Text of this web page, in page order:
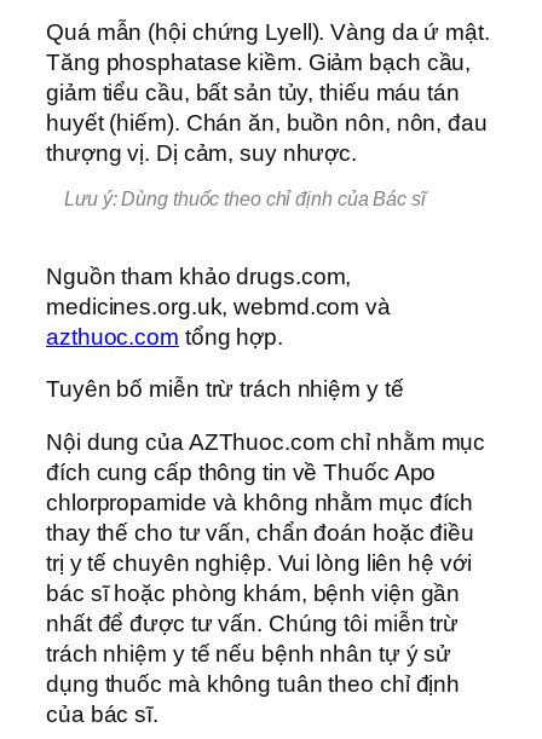
Quá mẫn (hội chứng Lyell). Vàng da ứ mật.
Tăng phosphatase kiềm. Giảm bạch cầu,
giảm tiểu cầu, bất sản tủy, thiếu máu tán
huyết (hiếm). Chán ăn, buồn nôn, nôn, đau
thượng vị. Dị cảm, suy nhược.
Lưu ý: Dùng thuốc theo chỉ định của Bác sĩ
Nguồn tham khảo drugs.com,
medicines.org.uk, webmd.com và
azthuoc.com tổng hợp.
Tuyên bố miễn trừ trách nhiệm y tế
Nội dung của AZThuoc.com chỉ nhằm mục
đích cung cấp thông tin về Thuốc Apo
chlorpropamide và không nhằm mục đích
thay thế cho tư vấn, chẩn đoán hoặc điều
trị y tế chuyên nghiệp. Vui lòng liên hệ với
bác sĩ hoặc phòng khám, bệnh viện gần
nhất để được tư vấn. Chúng tôi miễn trừ
trách nhiệm y tế nếu bệnh nhân tự ý sử
dụng thuốc mà không tuân theo chỉ định
của bác sĩ.